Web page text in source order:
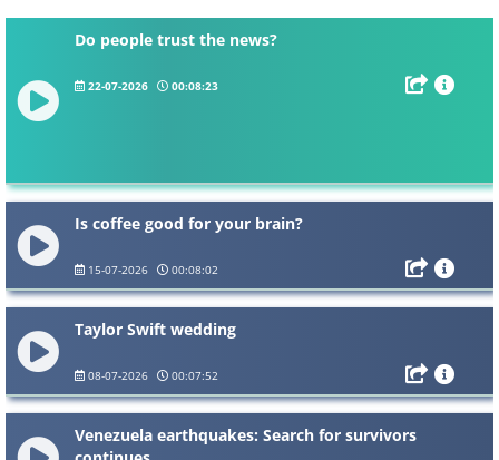
Do people trust the news?
22-07-2026 00:08:23
Is coffee good for your brain?
15-07-2026 00:08:02
Taylor Swift wedding
08-07-2026 00:07:52
Venezuela earthquakes: Search for survivors